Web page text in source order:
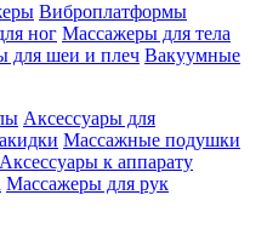
Виброплатформы
ног Массажеры для тела
для шеи и плеч Вакуумные
Аксессуары для
Массажные подушки
Аксессуары к аппарату
Массажеры для рук